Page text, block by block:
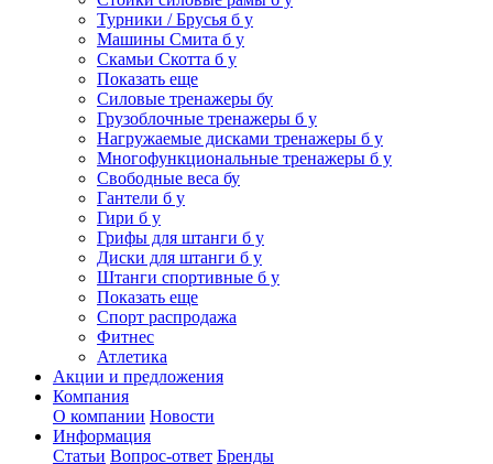
Турники / Брусья б у
Машины Смита б у
Скамьи Скотта б у
Показать еще
Силовые тренажеры бу
Грузоблочные тренажеры б у
Нагружаемые дисками тренажеры б у
Многофункциональные тренажеры б у
Свободные веса бу
Гантели б у
Гири б у
Грифы для штанги б у
Диски для штанги б у
Штанги спортивные б у
Показать еще
Спорт распродажа
Фитнес
Атлетика
Акции и предложения
Компания
О компании Новости
Информация
Статьи Вопрос-ответ Бренды